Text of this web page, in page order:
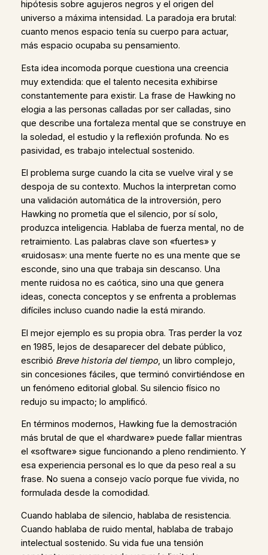
hipótesis sobre agujeros negros y el origen del
universo a máxima intensidad. La paradoja era brutal:
cuanto menos espacio tenía su cuerpo para actuar,
más espacio ocupaba su pensamiento.
Esta idea incomoda porque cuestiona una creencia
muy extendida: que el talento necesita exhibirse
constantemente para existir. La frase de Hawking no
elogia a las personas calladas por ser calladas, sino
que describe una fortaleza mental que se construye en
la soledad, el estudio y la reflexión profunda. No es
pasividad, es trabajo intelectual sostenido.
El problema surge cuando la cita se vuelve viral y se
despoja de su contexto. Muchos la interpretan como
una validación automática de la introversión, pero
Hawking no prometía que el silencio, por sí solo,
produzca inteligencia. Hablaba de fuerza mental, no de
retraimiento. Las palabras clave son «fuertes» y
«ruidosas»: una mente fuerte no es una mente que se
esconde, sino una que trabaja sin descanso. Una
mente ruidosa no es caótica, sino una que genera
ideas, conecta conceptos y se enfrenta a problemas
difíciles incluso cuando nadie la está mirando.
El mejor ejemplo es su propia obra. Tras perder la voz
en 1985, lejos de desaparecer del debate público,
escribió Breve historia del tiempo, un libro complejo,
sin concesiones fáciles, que terminó convirtiéndose en
un fenómeno editorial global. Su silencio físico no
redujo su impacto; lo amplificó.
En términos modernos, Hawking fue la demostración
más brutal de que el «hardware» puede fallar mientras
el «software» sigue funcionando a pleno rendimiento. Y
esa experiencia personal es lo que da peso real a su
frase. No suena a consejo vacío porque fue vivida, no
formulada desde la comodidad.
Cuando hablaba de silencio, hablaba de resistencia.
Cuando hablaba de ruido mental, hablaba de trabajo
intelectual sostenido. Su vida fue una tensión